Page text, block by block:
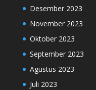
Desember 2023
November 2023
Oktober 2023
September 2023
Agustus 2023
Juli 2023